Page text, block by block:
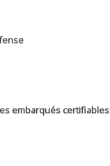
embarqués certifiables